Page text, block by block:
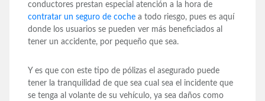
conductores prestan especial atención a la hora de
contratar un seguro de cochea todo riesgo, pues es aquí
donde los usuarios se pueden ver más beneficiados al
tener un accidente, por pequeño que sea.
Y es que con este tipo de pólizas el asegurado puede
tener la tranquilidad de que sea cual sea el incidente que
se tenga al volante de su vehículo, ya sea daños como